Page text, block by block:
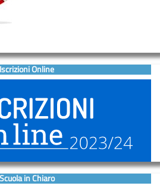
Iscrizioni Online
Scuola in Chiaro